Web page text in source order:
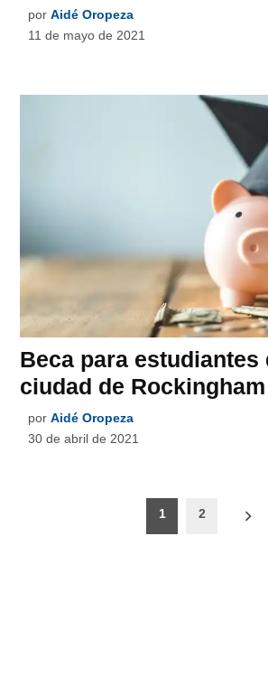
por Aidé Oropeza
11 de mayo de 2021
Beca para estudiantes
ciudad de Rockingham
por Aidé Oropeza
30 de abril de 2021
1 2